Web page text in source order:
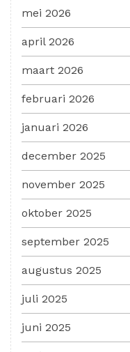
mei 2026
april 2026
maart 2026
februari 2026
januari 2026
december 2025
november 2025
oktober 2025
september 2025
augustus 2025
juli 2025
juni 2025